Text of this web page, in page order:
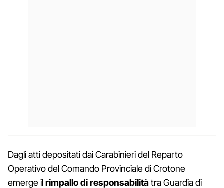
Dagli atti depositati dai Carabinieri del Reparto
Operativo del Comando Provinciale di Crotone
emerge ilrimpallo di responsabilitàtra Guardia di